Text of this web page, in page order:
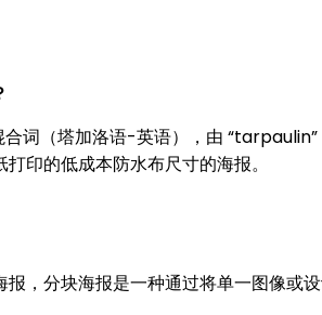
词（塔加洛语-英语），由
印的低成本防水布尺寸的海报。
报，分块海报是一种通过将单一图像或